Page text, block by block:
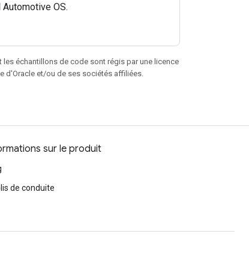
OS.
les échantillons de code sont régis par une licence
d'Oracle et/ou de ses sociétés affiliées.
sur le produit
de conduite